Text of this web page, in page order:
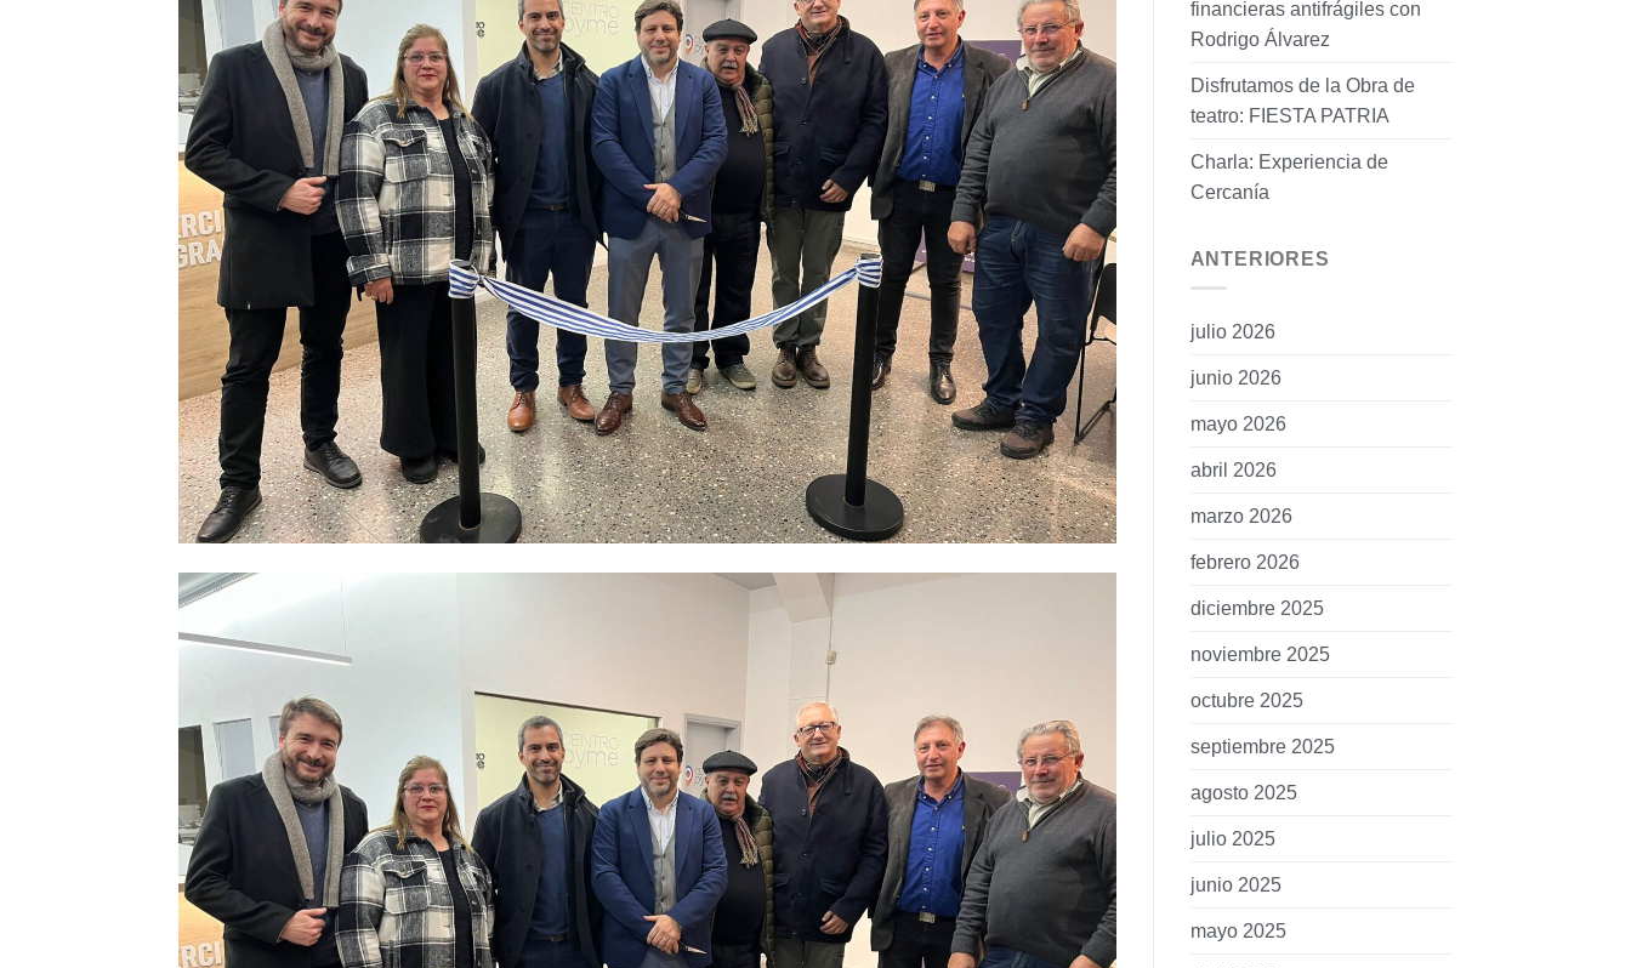
financieras antifrágiles con
Rodrigo Álvarez
Disfrutamos de la Obra de
teatro: FIESTA PATRIA
Charla: Experiencia de
Cercanía
ANTERIORES
julio 2026
junio 2026
mayo 2026
abril 2026
marzo 2026
febrero 2026
diciembre 2025
noviembre 2025
octubre 2025
septiembre 2025
agosto 2025
julio 2025
junio 2025
mayo 2025